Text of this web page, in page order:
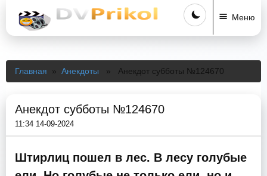
Меню
Главная » Анекдоты » Анекдот субботы №124670
Анекдот субботы №124670
11:34 14-09-2024
Штирлиц пошел в лес. В лесу голубые